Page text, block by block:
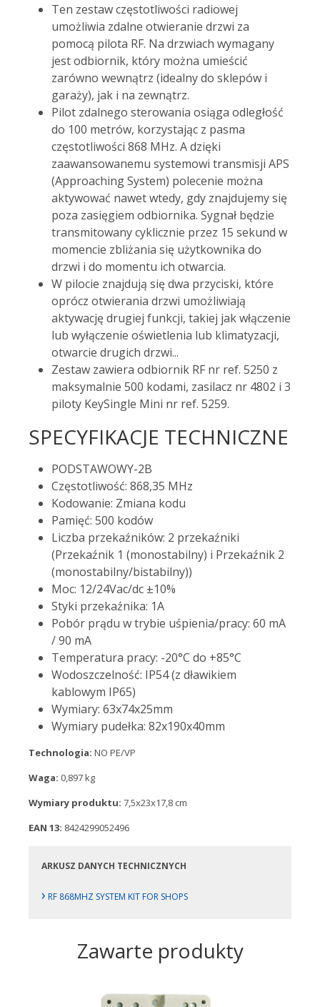
Ten zestaw częstotliwości radiowej
umożliwia zdalne otwieranie drzwi za
pomocą pilota RF. Na drzwiach wymagany
jest odbiornik, który można umieścić
zarówno wewnątrz (idealny do sklepów i
garaży), jak i na zewnątrz.
Pilot zdalnego sterowania osiąga odległość
do 100 metrów, korzystając z pasma
częstotliwości 868 MHz. A dzięki
zaawansowanemu systemowi transmisji APS
(Approaching System) polecenie można
aktywować nawet wtedy, gdy znajdujemy się
poza zasięgiem odbiornika. Sygnał będzie
transmitowany cyklicznie przez 15 sekund w
momencie zbliżania się użytkownika do
drzwi i do momentu ich otwarcia.
W pilocie znajdują się dwa przyciski, które
oprócz otwierania drzwi umożliwiają
aktywację drugiej funkcji, takiej jak włączenie
lub wyłączenie oświetlenia lub klimatyzacji,
otwarcie drugich drzwi...
Zestaw zawiera odbiornik RF nr ref. 5250 z
maksymalnie 500 kodami, zasilacz nr 4802 i 3
piloty KeySingle Mini nr ref. 5259.
SPECYFIKACJE TECHNICZNE
PODSTAWOWY-2B
Częstotliwość: 868,35 MHz
Kodowanie: Zmiana kodu
Pamięć: 500 kodów
Liczba przekaźników: 2 przekaźniki
(Przekaźnik 1 (monostabilny) i Przekaźnik 2
(monostabilny/bistabilny))
Moc: 12/24Vac/dc ±10%
Styki przekaźnika: 1A
Pobór prądu w trybie uśpienia/pracy: 60 mA
/ 90 mA
Temperatura pracy: -20°C do +85°C
Wodoszczelność: IP54 (z dławikiem
kablowym IP65)
Wymiary: 63x74x25mm
Wymiary pudełka: 82x190x40mm
Technologia: NO PE/VP
Waga: 0,897 kg
Wymiary produktu: 7,5x23x17,8 cm
EAN 13: 8424299052496
ARKUSZ DANYCH TECHNICZNYCH
› RF 868MHZ SYSTEM KIT FOR SHOPS
Zawarte produkty